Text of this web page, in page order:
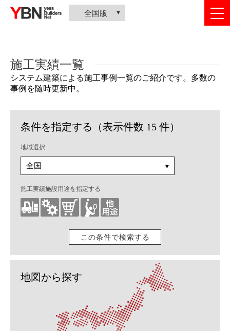
全国版
施工実績一覧
システム建築による施工事例一覧のご紹介です。多数の
事例を随時更新中。
条件を指定する（表示件数 15 件）
地域選択
施工実績施設用途を指定する
この条件で検索する
地図から探す